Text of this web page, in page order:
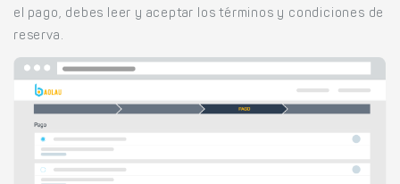
el pago, debes leer y aceptar los términos y condiciones de
reserva.